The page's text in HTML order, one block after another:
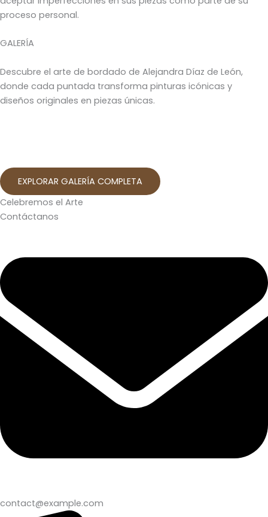
proceso personal.
GALERÍA
Descubre el arte de bordado de Alejandra Díaz de León,
donde cada puntada transforma pinturas icónicas y
diseños originales en piezas únicas.
EXPLORAR GALERÍA COMPLETA
Celebremos el Arte
Contáctanos
contact@example.com